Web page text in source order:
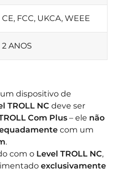
CE, FCC, UKCA, WEEE
2 ANOS
dispositivo de
TROLL NC deve ser
Com Plus – ele não
com um
.
com o Level TROLL NC,
exclusivamente